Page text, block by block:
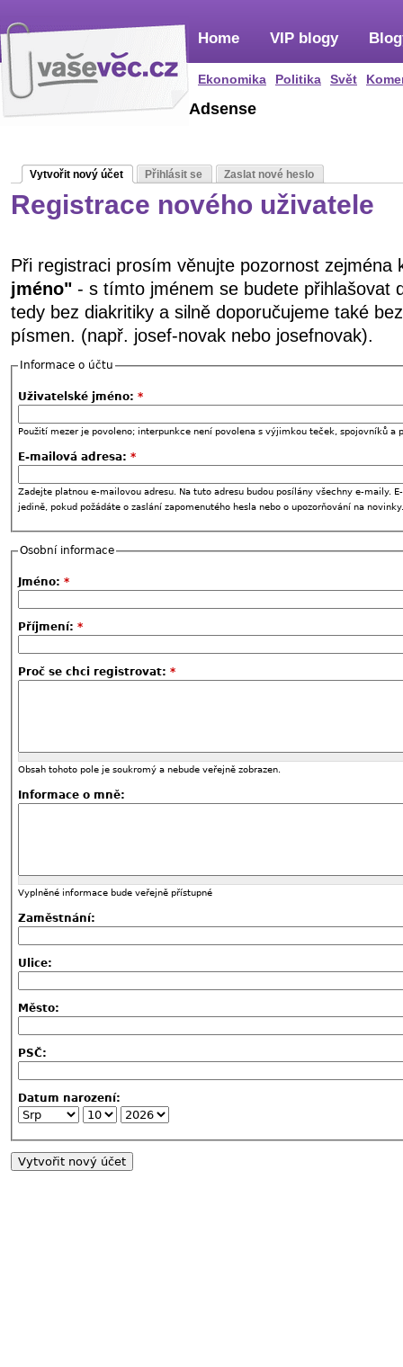
Home
Ekonomika Politika Svět
VIP blogy
Adsense
Vytvořit nový účet Přihlásit se Zaslat nové heslo
Registrace nového uživatele
Při registraci prosím věnujte pozornost zejména
jméno" - s tímto jménem se budete přihlašovat
tedy bez diakritiky a silně doporučujeme také
písmen. (např. josef-novak nebo josefnovak).
Informace o účtu
Uživatelské jméno: *
Použití mezer je povoleno; interpunkce není povolena s výjimkou teček, spojovníků a
E-mailová adresa: *
Zadejte platnou e-mailovou adresu. Na tuto adresu budou posílány všechny e-maily.
jedině, pokud požádáte o zaslání zapomenutého hesla nebo o upozorňování na novinky.
Osobní informace
Jméno: *
Příjmení: *
Proč se chci registrovat: *
Obsah tohoto pole je soukromý a nebude veřejně zobrazen.
Informace o mně:
Vyplněné informace bude veřejně přístupné
Zaměstnání:
Ulice:
Město:
PSČ:
Datum narození: